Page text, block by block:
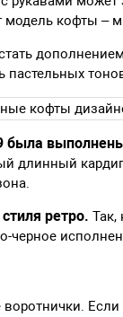
кофты –
длинный
ретро. Так,
черное